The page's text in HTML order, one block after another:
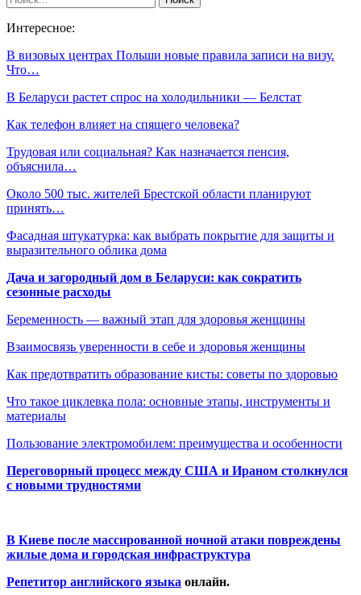
Интересное:
В визовых центрах Польши новые правила записи на визу.
Что…
В Беларуси растет спрос на холодильники — Белстат
Как телефон влияет на спящего человека?
Трудовая или социальная? Как назначается пенсия,
объяснила…
Около 500 тыс. жителей Брестской области планируют
принять…
Фасадная штукатурка: как выбрать покрытие для защиты и
выразительного облика дома
Дача и загородный дом в Беларуси: как сократить
сезонные расходы
Беременность — важный этап для здоровья женщины
Взаимосвязь уверенности в себе и здоровья женщины
Как предотвратить образование кисты: советы по здоровью
Что такое циклевка пола: основные этапы, инструменты и
материалы
Пользование электромобилем: преимущества и особенности
Переговорный процесс между США и Ираном столкнулся
с новыми трудностями
В Киеве после массированной ночной атаки повреждены
жилые дома и городская инфраструктура
Репетитор английского языка онлайн.